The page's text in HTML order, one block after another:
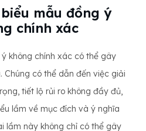
mẫu đồng ý
chính xác
không chính xác có thể gây
Chúng có thể dẫn đến việc giải
tiết lộ rủi ro không đầy đủ,
lầm về mục đích và ý nghĩa
lầm này không chỉ có thể gây